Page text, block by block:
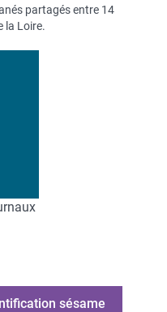
partagés entre 14
la Loire.
sésame